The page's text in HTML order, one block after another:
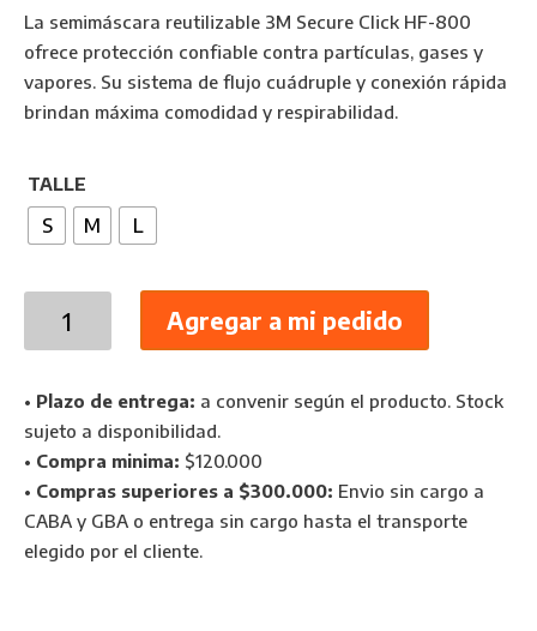
La semimáscara reutilizable 3M Secure Click HF-800
ofrece protección confiable contra partículas, gases y
vapores. Su sistema de flujo cuádruple y conexión rápida
brindan máxima comodidad y respirabilidad.
TALLE
S M L
Respiratoria
Secure
Click
HF-
800
3M
cantidad
Agregar a mi pedido
• Plazo de entrega: a convenir según el producto. Stock
sujeto a disponibilidad.
• Compra minima: $120.000
• Compras superiores a $300.000: Envio sin cargo a
CABA y GBA o entrega sin cargo hasta el transporte
elegido por el cliente.